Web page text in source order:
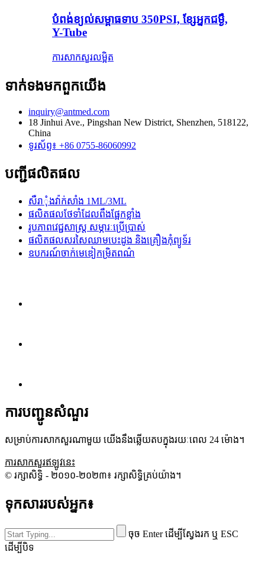
បំពង់ខ្យល់សម្ពាធទាប 350PSI, ខ្សែអ្នកជម្ងឺ,
Y-Tube
ការសាកសួរលម្អិត
ទាក់ទង​មក​ពួក​យើង
inquiry@antmed.com
18 Jinhui Ave., Pingshan New District, Shenzhen, 518122,
China
ទូរស័ព្ទ៖ +86 0755-86060992
បញ្ជីផលិតផល
សឺរាុំងវ៉ាក់សាំង 1ML/3ML
ផលិតផលថែទាំដែលពឹងផ្អែកខ្លាំង
រូបភាពវេជ្ជសាស្ត្រ សម្ភារៈប្រើប្រាស់
ផលិតផលសរសៃឈាមបេះដូង និងគ្រឿងកុំព្យូទ័រ
ឧបករណ៍ចាក់មេឌៀកម្រិតពណ៌
ការបញ្ជូនសំណួរ
សម្រាប់ការសាកសួរណាមួយ យើងនឹងឆ្លើយតបក្នុងរយៈពេល 24 ម៉ោង។
ការសាកសួរឥឡូវនេះ
© រក្សាសិទ្ធិ - ២០១០-២០២៣៖ រក្សាសិទ្ធិគ្រប់យ៉ាង។
ទុកសាររបស់អ្នក៖
ចុច Enter ដើម្បីស្វែងរក ឬ ESC
ដើម្បីបិទ